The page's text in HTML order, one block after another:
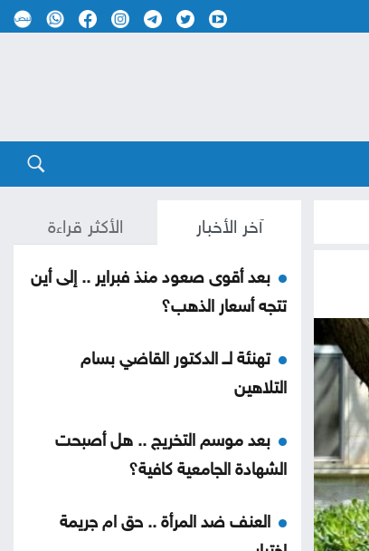
آخر الأخبار الأكثر قراءة
بعد أقوى صعود منذ فبراير .. إلى أين
تتجه أسعار الذهب؟
تهنئة لــ الدكتور القاضي بسام
التلاهين
بعد موسم التخريج .. هل أصبحت
الشهادة الجامعية كافية؟
العنف ضد المرأة .. حق ام جريمة